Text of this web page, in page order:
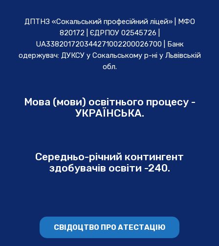
ДПТНЗ «Сокальський професійний ліцей» | МФО
820172 | ЄДРПОУ 02545726 |
UA338201720344271002200026700 | Банк
одержувач: ДУКСУ у Cокальському р-ні у Львівській
обл.
Мова (мови) освітнього процесу -
УКРАЇНСЬКА.
Середньо-річний контингент
здобувачів освіти -240.
СВІДОЦТВО ПРО АТЕСТАЦІЮ